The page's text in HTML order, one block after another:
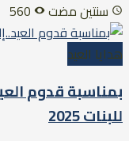
سنتين مضت
هدايا العيد
بمناسبة قدوم
للبنات 2025